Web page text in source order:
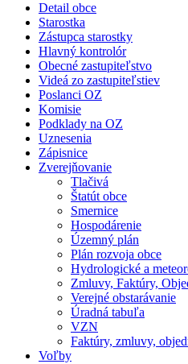
Detail obce
Starostka
Zástupca starostky
Hlavný kontrolór
Obecné zastupiteľstvo
Videá zo zastupiteľstiev
Poslanci OZ
Komisie
Podklady na OZ
Uznesenia
Zápisnice
Zverejňovanie
Tlačivá
Štatút obce
Smernice
Hospodárenie
Územný plán
Plán rozvoja obce
Hydrologické a
Zmluvy, Faktúry,
Verejné obstarávanie
Úradná tabuľa
VZN
Faktúry, zmluvy,
Voľby